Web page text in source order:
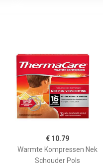
€ 10.79
Warmte Kompressen Nek
Schouder Pols